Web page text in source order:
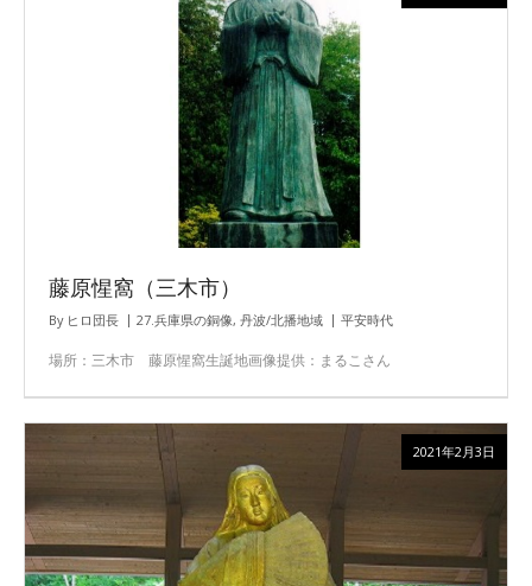
藤原惺窩（三木市）
By ヒロ団長 27.兵庫県の銅像, 丹波/北播地域 平安時代
場所：三木市 藤原惺窩生誕地画像提供：まるこさん
2021年2月3日